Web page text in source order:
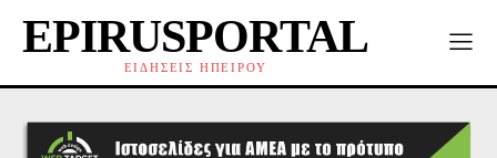
EPIRUSPORTAL
ΕΙΔΗΣΕΙΣ ΗΠΕΙΡΟΥ